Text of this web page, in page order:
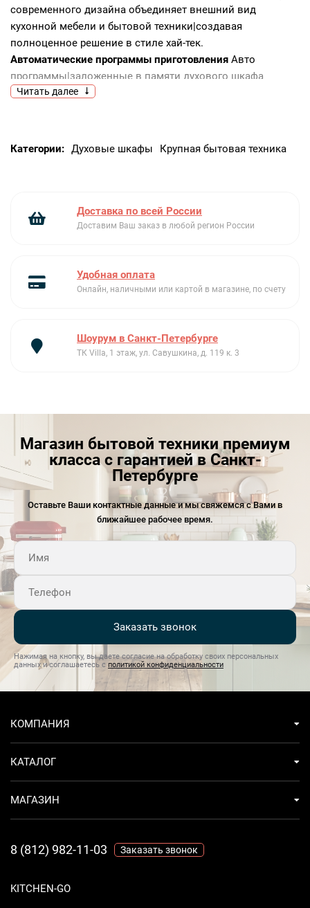
современного дизайна объединяет внешний вид
кухонной мебели и бытовой техники|создавая
полноценное решение в стиле хай-тек.
Автоматические программы приготовления Авто
программы|заложенные в памяти духового шкафа
помогут приготовить любое блюдо даже не имея
выберет температуру|режимы нагрева и время
и понятным.
Мультизонное сенсорное управлениеУникальный
моментально выбрать одну из многочисленных функций.
Нажимая на разные зоны|всего одним касанием можно
управление.
Читать далее
Категории: Духовые шкафы Крупная бытовая техника
Доставка по всей России
Доставим Ваш заказ в любой регион России
Удобная оплата
Онлайн, наличными или картой в магазине, по счету
Шоурум в Санкт-Петербурге
ТК Villa, 1 этаж, ул. Савушкина, д. 119 к. 3
Магазин бытовой техники премиум
класса с гарантией в Санкт-
Петербурге
Оставьте Ваши контактные данные и мы свяжемся с Вами в
ближайшее рабочее время.
Заказать звонок
Нажимая на кнопку, вы даете согласие на обработку своих персональных
данных и соглашаетесь с политикой конфиденциальности
KITCHEN-GO
КОМПАНИЯ
КАТАЛОГ
МАГАЗИН
8 (812) 982-11-03 Заказать звонок